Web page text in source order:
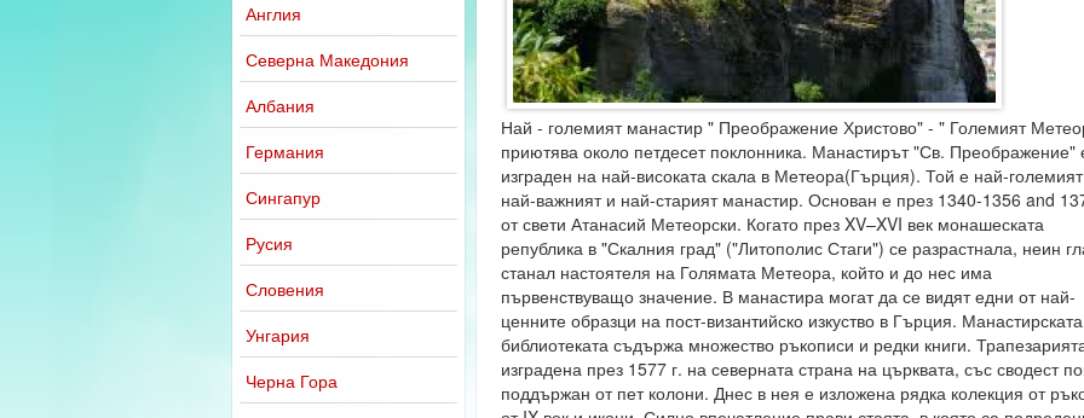
Англия
Северна Македония
Албания
Германия
Сингапур
Русия
Словения
Унгария
Черна Гора
Най - големият манастир " Преображение Христово" - " Големият
приютява около петдесет поклонника. Манастирът "Св. Преображение"
изграден на най-високата скала в Метеора(Гърция). Той е най-
най-важният и най-старият манастир. Основан е през 1340-1356 and
от свети Атанасий Метеорски. Когато през XV–XVI век монашеската
република в "Скалния град" ("Литополис Стаги") се разрастнала, неин
станал настоятеля на Голямата Метеора, който и до нес има
първенствуващо значение. В манастира могат да се видят едни от най-
ценните образци на пост-византийско изкуство в Гърция. Манастирската
библиотеката съдържа множество ръкописи и редки книги.
изградена през 1577 г. на северната страна на църквата, със сводест
поддържан от пет колони. Днес в нея е изложена рядка колекция от